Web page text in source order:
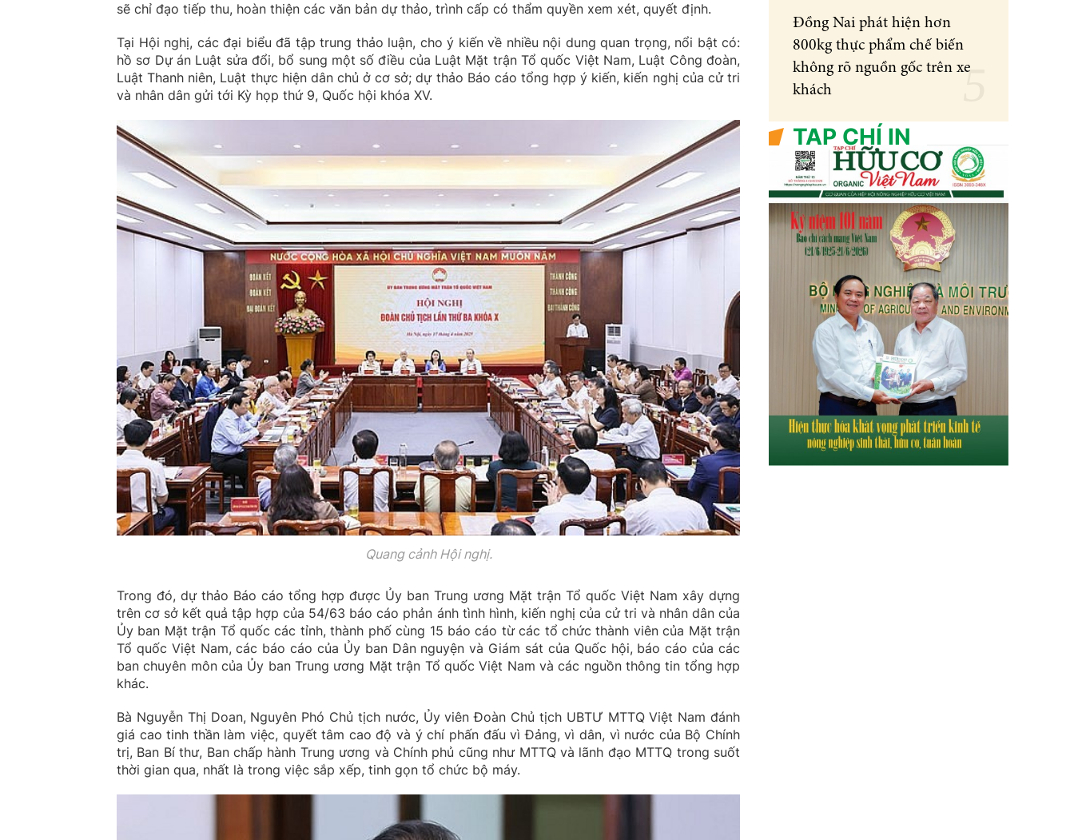
sẽ chỉ đạo tiếp thu, hoàn thiện các văn bản dự thảo, trình cấp có thẩm quyền xem xét, quyết định.
Tại Hội nghị, các đại biểu đã tập trung thảo luận, cho ý kiến về nhiều nội dung quan trọng, nổi bật có:
hồ sơ Dự án Luật sửa đổi, bổ sung một số điều của Luật Mặt trận Tổ quốc Việt Nam, Luật Công đoàn,
Luật Thanh niên, Luật thực hiện dân chủ ở cơ sở; dự thảo Báo cáo tổng hợp ý kiến, kiến nghị của cử tri
và nhân dân gửi tới Kỳ họp thứ 9, Quốc hội khóa XV.
Quang cảnh Hội nghị.
Trong đó, dự thảo Báo cáo tổng hợp được Ủy ban Trung ương Mặt trận Tổ quốc Việt Nam xây dựng
trên cơ sở kết quả tập hợp của 54/63 báo cáo phản ánh tình hình, kiến nghị của cử tri và nhân dân của
Ủy ban Mặt trận Tổ quốc các tỉnh, thành phố cùng 15 báo cáo từ các tổ chức thành viên của Mặt trận
Tổ quốc Việt Nam, các báo cáo của Ủy ban Dân nguyện và Giám sát của Quốc hội, báo cáo của các
ban chuyên môn của Ủy ban Trung ương Mặt trận Tổ quốc Việt Nam và các nguồn thông tin tổng hợp
khác.
Bà Nguyễn Thị Doan, Nguyên Phó Chủ tịch nước, Ủy viên Đoàn Chủ tịch UBTƯ MTTQ Việt Nam đánh
giá cao tinh thần làm việc, quyết tâm cao độ và ý chí phấn đấu vì Đảng, vì dân, vì nước của Bộ Chính
trị, Ban Bí thư, Ban chấp hành Trung ương và Chính phủ cũng như MTTQ và lãnh đạo MTTQ trong suốt
thời gian qua, nhất là trong việc sắp xếp, tinh gọn tổ chức bộ máy.
Đồng Nai phát hiện hơn
800kg thực phẩm chế biến
không rõ nguồn gốc trên xe
khách
TẠP CHÍ IN